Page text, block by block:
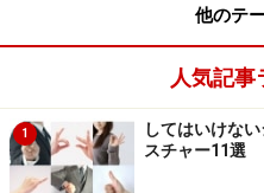
細い路地を満喫 ス
他のテ
人気記事
1
してはいけな
スチャー11選